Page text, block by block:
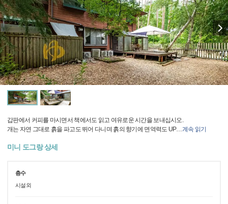
갑판에서 커피를 마시면서 책에서도 읽고 여유로운 시간을 보내십시오.
개는 자연 그대로 흙을 파고도 뛰어 다니며 흙의 향기에 면역력도 UP…계속 읽기
미니 도그랑 상세
층수
시설외